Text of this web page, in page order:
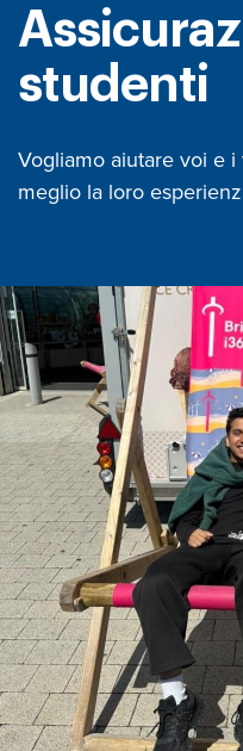
studenti
Vogliamo aiutare voi e
meglio la loro